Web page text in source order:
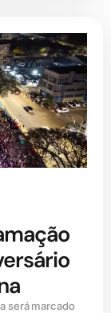
será marcado